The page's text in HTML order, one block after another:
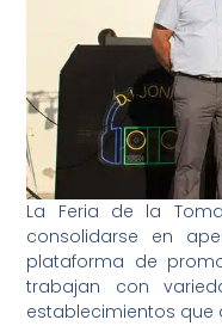
La Feria de la
consolidarse en
plataforma de
trabajan con
establecimientos